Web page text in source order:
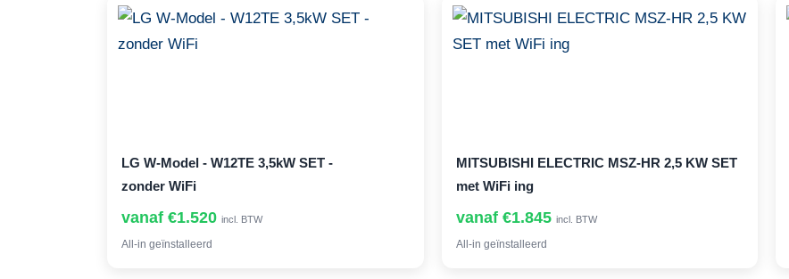
LG W-Model - W12TE 3,5kW SET -
zonder WiFi
vanaf €1.520 incl. BTW
All-in geïnstalleerd
MITSUBISHI ELECTRIC MSZ-HR 2,5 KW SET
met WiFi ing
vanaf €1.845 incl. BTW
All-in geïnstalleerd